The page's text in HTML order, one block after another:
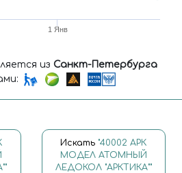
1 Янв
из Санкт-Петербурга
Искать "40002 АРК
МОДЕЛ АТОМНЫЙ
ЛЕДОКОЛ "АРКТИКА""